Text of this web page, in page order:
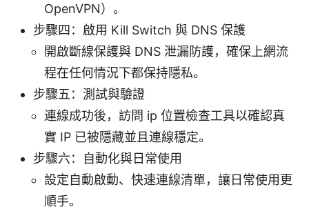
OpenVPN）。
步驟四：啟用 Kill Switch 與 DNS 保護
開啟斷線保護與 DNS 泄漏防護，確保上網流
程在任何情況下都保持隱私。
步驟五：測試與驗證
連線成功後，訪問 ip 位置檢查工具以確認真
實 IP 已被隱藏並且連線穩定。
步驟六：自動化與日常使用
設定自動啟動、快速連線清單，讓日常使用更
順手。